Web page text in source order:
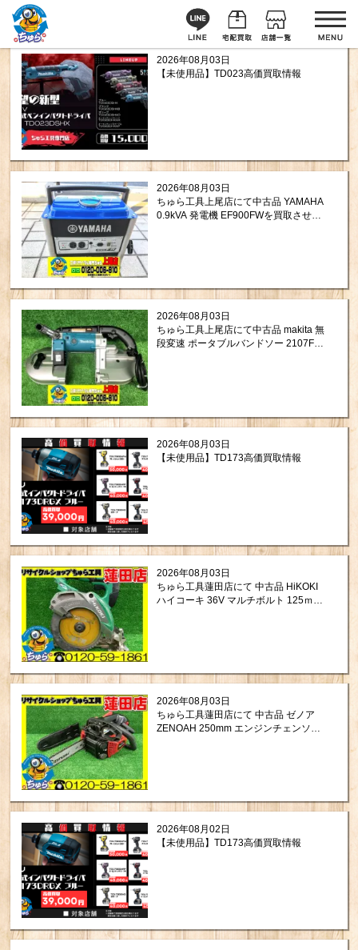
2026年08月03日
【未使用品】TD023高価買取情報
2026年08月03日
ちゅら工具上尾店にて中古品 YAMAHA
0.9kVA 発電機 EF900FWを買取させて
2026年08月03日
ちゅら工具上尾店にて中古品 makita 無
段変速 ポータブルバンドソー 2107FW
2026年08月03日
【未使用品】TD173高価買取情報
2026年08月03日
ちゅら工具蓮田店にて 中古品 HiKOKI
ハイコーキ 36V マルチボルト 125ｍｍ
2026年08月03日
ちゅら工具蓮田店にて 中古品 ゼノア
ZENOAH 250mm エンジンチェンソー
2026年08月02日
【未使用品】TD173高価買取情報